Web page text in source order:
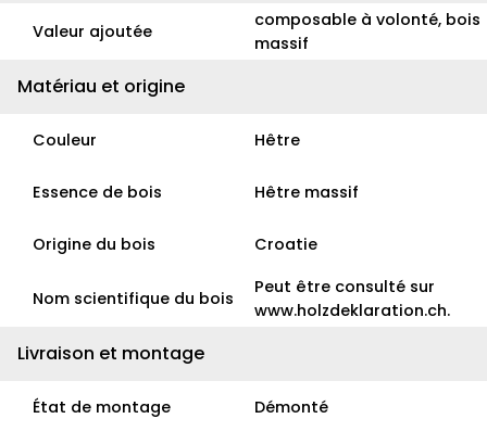
Valeur ajoutée
composable à volonté, bois
massif
Matériau et origine
Couleur Hêtre
Essence de bois Hêtre massif
Origine du bois Croatie
Nom scientifique du bois
Peut être consulté sur
www.holzdeklaration.ch.
Livraison et montage
État de montage Démonté